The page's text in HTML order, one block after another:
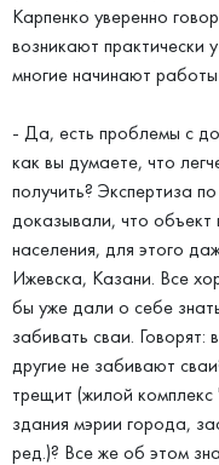
Карпенко уверенно
возникают практически
многие начинают
- Да, есть проблемы с
как вы думаете, что
получить? Экспертиза
доказывали, что объект
населения, для этого
Ижевска, Казани. Все
бы уже дали о себе
забивать сваи.
другие не забивают
трещит (жилой
здания мэрии города,
ред.)? Все же об этом